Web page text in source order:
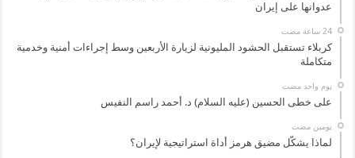
عدوانها على إيران
‏24 ساعة مضت
كربلاء تستقبل الحشود المليونية لزيارة الأربعين وسط إجراءات أمنية وخدمية
متكاملة
‏يوم واحد مضت
على خطى الحسين (عليه السلام) د. أحمد راسم النفيس
‏يومين مضت
لماذا يشكّل مضيق هرمز أداة استراتيجية لإيران؟